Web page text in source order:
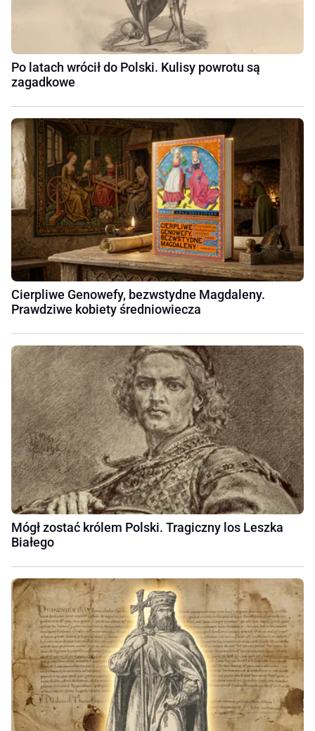
Po latach wrócił do Polski. Kulisy powrotu są
zagadkowe
Cierpliwe Genowefy, bezwstydne Magdaleny.
Prawdziwe kobiety średniowiecza
Mógł zostać królem Polski. Tragiczny los Leszka
Białego